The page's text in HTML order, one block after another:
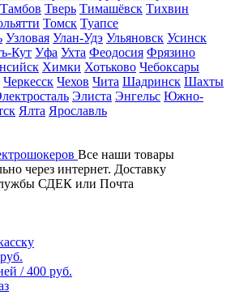
Тамбов Тверь Тимашёвск Тихвин
Томск Туапсе
Узловая Улан-Удэ Ульяновск Усинск
Кут Уфа Ухта Феодосия Фрязино
Химки Хотьково Чебоксары
Черкесск Чехов Чита Шадринск Шахты
Элиста Энгельс Южно-
Ялта Ярославль
Все наши товары
через интернет. Доставку
СДЕК или Почта
/ 400 руб.